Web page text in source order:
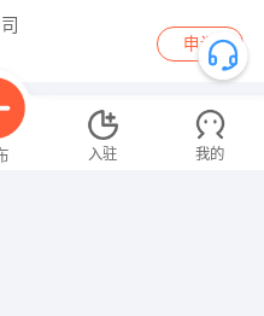
申请
面议
入驻 我的